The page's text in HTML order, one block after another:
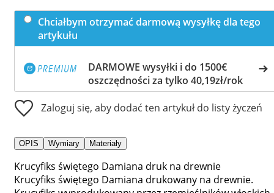
Chciałbym otrzymać darmową wysyłkę dla tego
artykułu
DARMOWE wysyłki i do 1500€
oszczędności za tylko 40,19zł/rok
Zaloguj się, aby dodać ten artykuł do listy życzeń
OPIS Wymiary Materiały
Krucyfiks świętego Damiana druk na drewnie
Krucyfiks świętego Damiana drukowany na drewnie.